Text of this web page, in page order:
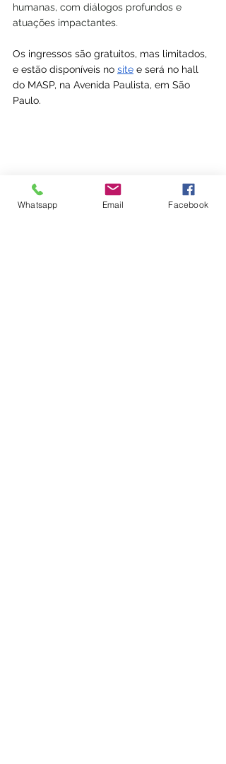
humanas, com diálogos profundos e
atuações impactantes.
Os ingressos são gratuitos, mas limitados,
e estão disponíveis no site e será no hall
do MASP, na Avenida Paulista, em São
Paulo.
Whatsapp Email Facebook